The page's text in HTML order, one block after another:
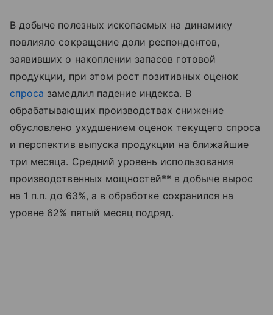
В добыче полезных ископаемых на динамику
повлияло сокращение доли респондентов,
заявивших о накоплении запасов готовой
продукции, при этом рост позитивных оценок
спроса замедлил падение индекса. В
обрабатывающих производствах снижение
обусловлено ухудшением оценок текущего спроса
и перспектив выпуска продукции на ближайшие
три месяца. Средний уровень использования
производственных мощностей** в добыче вырос
на 1 п.п. до 63%, а в обработке сохранился на
уровне 62% пятый месяц подряд.